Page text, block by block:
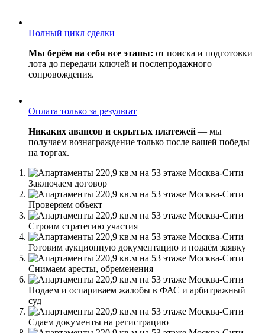
Полный цикл сделки
Мы берём на себя все этапы: от поиска и подготовки
лота до передачи ключей и послепродажного
сопровождения.
Оплата только за результат
Никаких авансов и скрытых платежей— мы
получаем вознаграждение только после вашей победы
на торгах.
Заключаем договор
Проверяем объект
Строим стратегию участия
Готовим аукционную документацию и подаём заявку
Снимаем аресты, обременения
Подаем и оспариваем жалобы в ФАС и арбитражный
суд
Сдаем документы на регистрацию